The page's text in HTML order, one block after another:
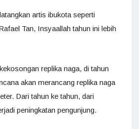
artis ibukota seperti
Tan, Insyaallah tahun ini lebih
replika naga, di tahun
akan merancang replika naga
Dari tahun ke tahun, dari
peningkatan pengunjung.